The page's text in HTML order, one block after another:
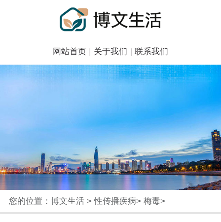
网站首页 关于我们 联系我们
您的位置： 博文生活>性传播疾病> 梅毒>